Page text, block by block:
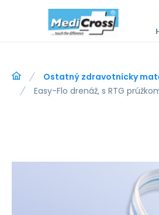
Ostatný zdravotnícky
Easy-Flo drenáž, s RTG